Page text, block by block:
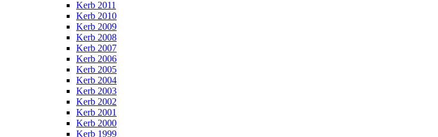
Kerb 2011
Kerb 2010
Kerb 2009
Kerb 2008
Kerb 2007
Kerb 2006
Kerb 2005
Kerb 2004
Kerb 2003
Kerb 2002
Kerb 2001
Kerb 2000
Kerb 1999